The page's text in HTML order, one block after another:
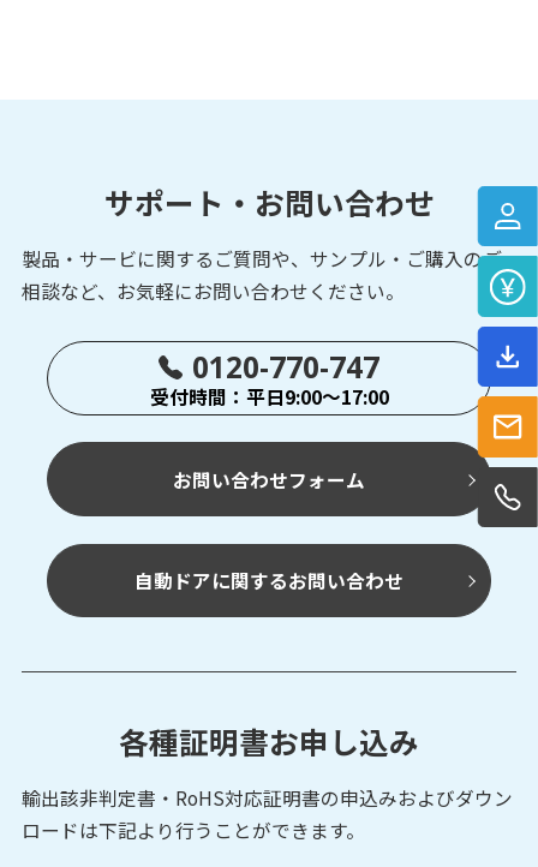
サポート・お問い合わせ
製品・サービに関するご質問や、サンプル・ご購入のご
相談など、お気軽にお問い合わせください。
0120-770-747
受付時間：平日9:00～17:00
お問い合わせフォーム
自動ドアに関するお問い合わせ
各種証明書お申し込み
輸出該非判定書・RoHS対応証明書の申込みおよびダウン
ロードは下記より行うことができます。